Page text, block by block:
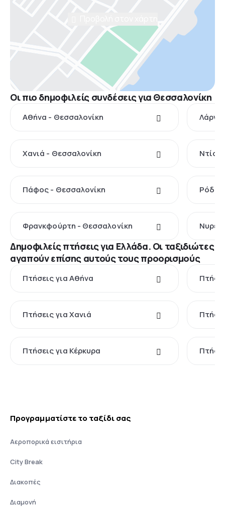
Οι πιο δημοφιλείς συνδέσεις για Θεσσαλονίκη
Αθήνα - Θεσσαλονίκη
Χανιά - Θεσσαλονίκη
Πάφος - Θεσσαλονίκη
Φρανκφούρτη - Θεσσαλονίκη
Δημοφιλείς πτήσεις για Ελλάδα. Οι ταξιδιώτες
αγαπούν επίσης αυτούς τους προορισμούς
Πτήσεις για Αθήνα
Πτήσεις για Χανιά
Πτήσεις για Κέρκυρα
Προγραμματίστε το ταξίδι σας
Αεροπορικά εισιτήρια
City Break
Διακοπές
Διαμονή